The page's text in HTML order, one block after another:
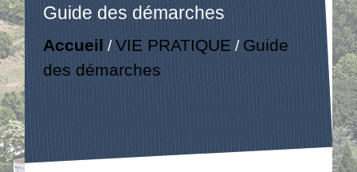
Guide des démarches
Accueil /VIE PRATIQUE / Guide
des démarches